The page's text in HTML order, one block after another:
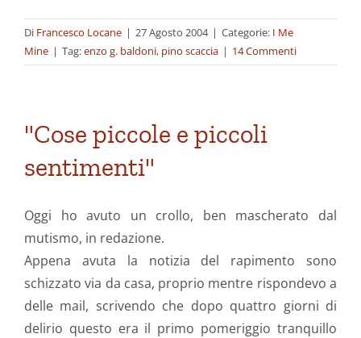
Di Francesco Locane | 27 Agosto 2004 | Categorie: I Me
Mine | Tag:enzo g. baldoni, pino scaccia | 14 Commenti
"Cose piccole e piccoli
sentimenti"
Oggi ho avuto un crollo, ben mascherato dal
mutismo, in redazione.
Appena avuta la notizia del rapimento sono
schizzato via da casa, proprio mentre rispondevo a
delle mail, scrivendo che dopo quattro giorni di
delirio questo era il primo pomeriggio tranquillo